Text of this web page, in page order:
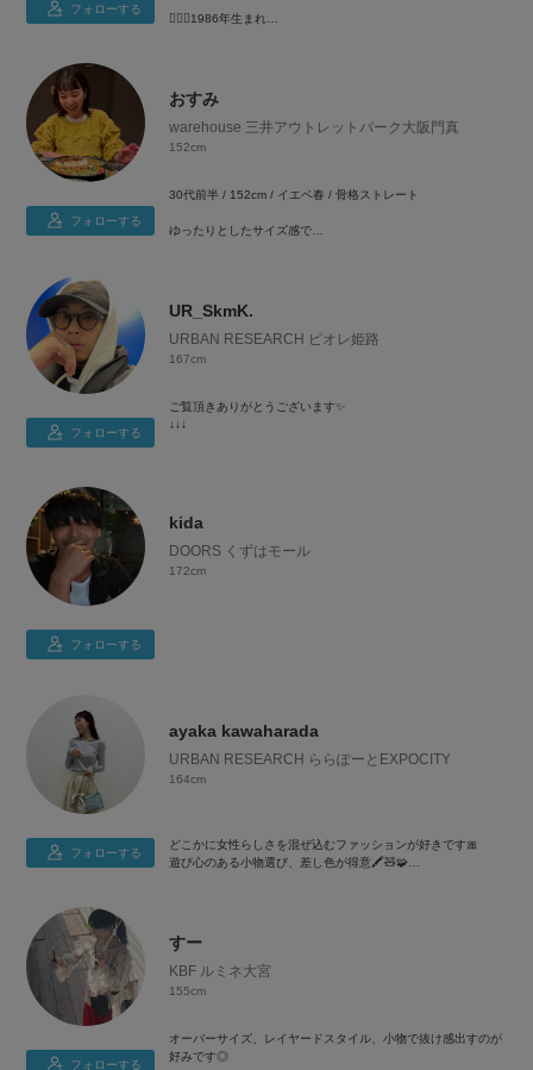
フォローする
🙋🏻‍♀️1986年生まれ
🧍‍♀️ 骨格ウェーブ
💛イエベ春
リングを心掛けています。
おすみ
warehouse 三井アウトレットパーク大阪門真
152cm
フォローする
30代前半 / 152cm / イエベ春 / 骨格ストレート
ゆったりとしたサイズ感で
UR_SkmK.
URBAN RESEARCH ピオレ姫路
167cm
フォローする
ご覧頂きありがとうございます✨
↓↓↓
是非フォローお願いします😆
📌ご質問等はインスタのDMへお願いします😊
いいね、お気に入り、コメント、フォロー、通知ONお願いし
リアルの出勤コーディネートを投稿しております✨
kida
DOORS くずはモール
172cm
フォローする
ayaka kawaharada
URBAN RESEARCH ららぽーとEXPOCITY
164cm
フォローする
どこかに女性らしさを混ぜ込むファッションが好きです🎀
遊び心のある小物選び、差し色が得意🖍️🧸🧩
すー
KBF ルミネ大宮
155cm
フォローする
オーバーサイズ、レイヤードスタイル、小物で抜け感出すのが
好みです◎